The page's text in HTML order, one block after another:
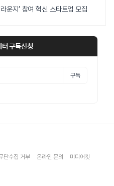
운지’ 참여 혁신 스타트업 모집
터 구독신청
구독
단수집 거부 온라인 문의 미디어킷